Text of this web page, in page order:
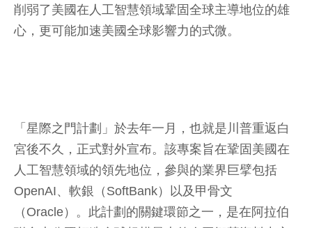
削弱了美國在人工智慧領域鞏固全球主導地位的雄
心，更可能加速美國全球影響力的式微。
「星際之門計劃」於去年一月，也就是川普重返白
宮後不久，正式對外宣布。該專案旨在鞏固美國在
人工智慧領域的領先地位，參與的業界巨擘包括
OpenAI、軟銀（SoftBank）以及甲骨文
（Oracle）。此計劃的關鍵環節之一，是在阿拉伯